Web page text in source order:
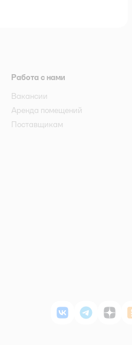
Работа с нами
Вакансии
Аренда помещений
Поставщикам
ВКонтакте
TelegramДзен